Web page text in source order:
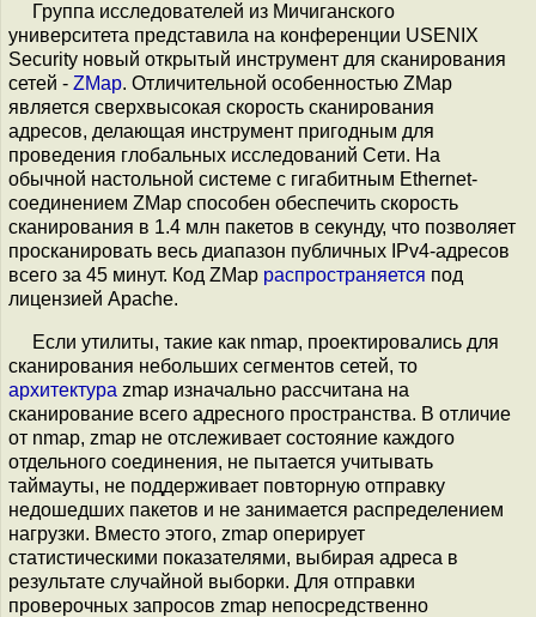
Группа исследователей из Мичиганского
университета представила на конференции USENIX
Security новый открытый инструмент для сканирования
сетей - ZMap. Отличительной особенностью ZMap
является сверхвысокая скорость сканирования
адресов, делающая инструмент пригодным для
проведения глобальных исследований Сети. На
обычной настольной системе с гигабитным Ethernet-
соединением ZMap способен обеспечить скорость
сканирования в 1.4 млн пакетов в секунду, что позволяет
просканировать весь диапазон публичных IPv4-адресов
всего за 45 минут. Код ZMap распространяется под
лицензией Apache.
Если утилиты, такие как nmap, проектировались для
сканирования небольших сегментов сетей, то
архитектура zmap изначально рассчитана на
сканирование всего адресного пространства. В отличие
от nmap, zmap не отслеживает состояние каждого
отдельного соединения, не пытается учитывать
таймауты, не поддерживает повторную отправку
недошедших пакетов и не занимается распределением
нагрузки. Вместо этого, zmap оперирует
статистическими показателями, выбирая адреса в
результате случайной выборки. Для отправки
проверочных запросов zmap непосредственно